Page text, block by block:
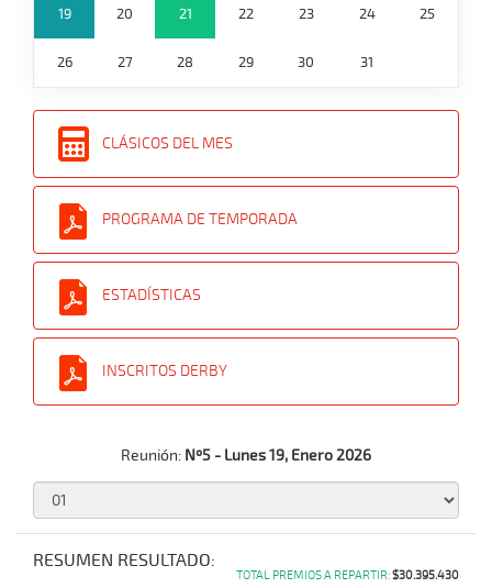
19 20 21 22 23 24 25
26 27 28 29 30 31
CLÁSICOS DEL MES
PROGRAMA DE TEMPORADA
ESTADÍSTICAS
INSCRITOS DERBY
Reunión: Nº5 - Lunes 19, Enero 2026
RESUMEN RESULTADO:
TOTAL PREMIOS A REPARTIR:$30.395.430